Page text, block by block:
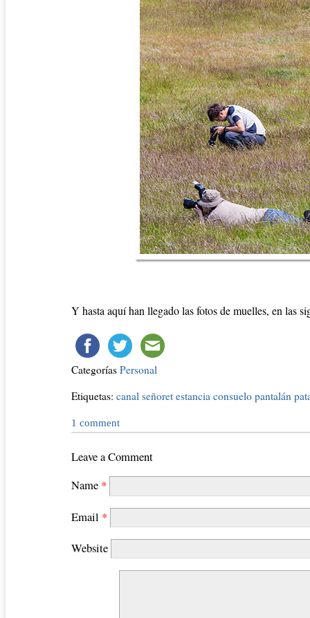
Y hasta aquí han llegado las fotos de muelles, en las
Categorías Personal
Etiquetas: canal señoret estancia consuelo pantalán
1 comment
Leave a Comment
Name *
Email *
Website